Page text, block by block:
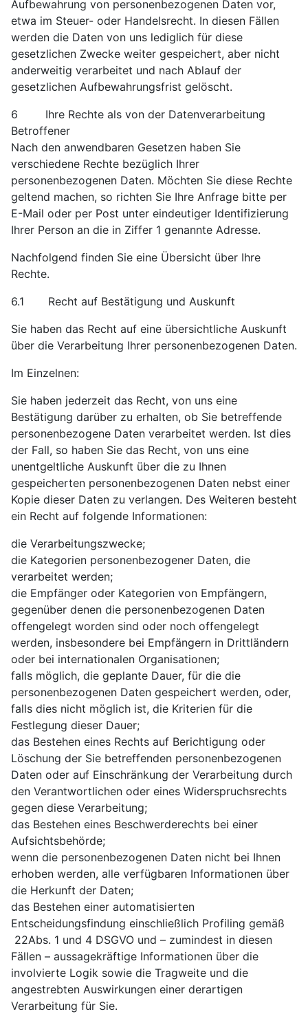
Aufbewahrung von personenbezogenen Daten vor,
etwa im Steuer- oder Handelsrecht. In diesen Fällen
werden die Daten von uns lediglich für diese
gesetzlichen Zwecke weiter gespeichert, aber nicht
anderweitig verarbeitet und nach Ablauf der
gesetzlichen Aufbewahrungsfrist gelöscht.
6 Ihre Rechte als von der Datenverarbeitung
Betroffener
Nach den anwendbaren Gesetzen haben Sie
verschiedene Rechte bezüglich Ihrer
personenbezogenen Daten. Möchten Sie diese Rechte
geltend machen, so richten Sie Ihre Anfrage bitte per
E-Mail oder per Post unter eindeutiger Identifizierung
Ihrer Person an die in Ziffer 1 genannte Adresse.
Nachfolgend finden Sie eine Übersicht über Ihre
Rechte.
6.1 Recht auf Bestätigung und Auskunft
Sie haben das Recht auf eine übersichtliche Auskunft
über die Verarbeitung Ihrer personenbezogenen Daten.
Im Einzelnen:
Sie haben jederzeit das Recht, von uns eine
Bestätigung darüber zu erhalten, ob Sie betreffende
personenbezogene Daten verarbeitet werden. Ist dies
der Fall, so haben Sie das Recht, von uns eine
unentgeltliche Auskunft über die zu Ihnen
gespeicherten personenbezogenen Daten nebst einer
Kopie dieser Daten zu verlangen. Des Weiteren besteht
ein Recht auf folgende Informationen:
die Verarbeitungszwecke;
die Kategorien personenbezogener Daten, die
verarbeitet werden;
die Empfänger oder Kategorien von Empfängern,
gegenüber denen die personenbezogenen Daten
offengelegt worden sind oder noch offengelegt
werden, insbesondere bei Empfängern in Drittländern
oder bei internationalen Organisationen;
falls möglich, die geplante Dauer, für die die
personenbezogenen Daten gespeichert werden, oder,
falls dies nicht möglich ist, die Kriterien für die
Festlegung dieser Dauer;
das Bestehen eines Rechts auf Berichtigung oder
Löschung der Sie betreffenden personenbezogenen
Daten oder auf Einschränkung der Verarbeitung durch
den Verantwortlichen oder eines Widerspruchsrechts
gegen diese Verarbeitung;
das Bestehen eines Beschwerderechts bei einer
Aufsichtsbehörde;
wenn die personenbezogenen Daten nicht bei Ihnen
erhoben werden, alle verfügbaren Informationen über
die Herkunft der Daten;
das Bestehen einer automatisierten
Entscheidungsfindung einschließlich Profiling gemäß
22Abs. 1 und 4 DSGVO und – zumindest in diesen
Fällen – aussagekräftige Informationen über die
involvierte Logik sowie die Tragweite und die
angestrebten Auswirkungen einer derartigen
Verarbeitung für Sie.